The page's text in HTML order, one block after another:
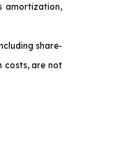
amortization,
share-
costs, are not